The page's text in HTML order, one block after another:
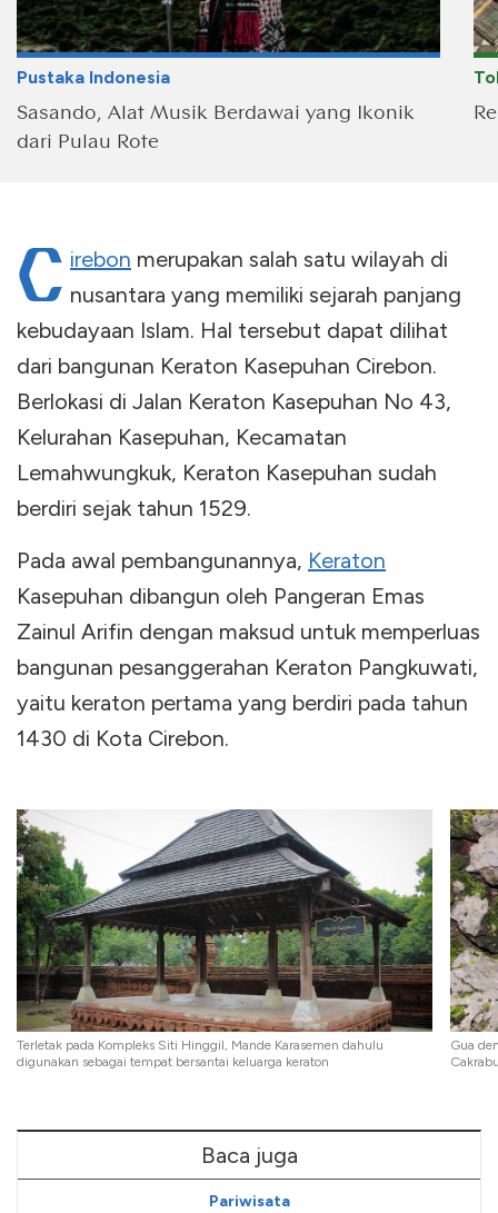
Pustaka Indonesia
Sasando, Alat Musik Berdawai yang Ikonik
dari Pulau Rote
C irebon merupakan salah satu wilayah di
nusantara yang memiliki sejarah panjang
kebudayaan Islam. Hal tersebut dapat dilihat
dari bangunan Keraton Kasepuhan Cirebon.
Berlokasi di Jalan Keraton Kasepuhan No 43,
Kelurahan Kasepuhan, Kecamatan
Lemahwungkuk, Keraton Kasepuhan sudah
berdiri sejak tahun 1529.
Pada awal pembangunannya, Keraton
Kasepuhan dibangun oleh Pangeran Emas
Zainul Arifin dengan maksud untuk memperluas
bangunan pesanggerahan Keraton Pangkuwati,
yaitu keraton pertama yang berdiri pada tahun
1430 di Kota Cirebon.
Terletak pada Kompleks Siti Hinggil, Mande Karasemen dahulu
digunakan sebagai tempat bersantai keluarga keraton
Gua
Baca juga
Pariwisata